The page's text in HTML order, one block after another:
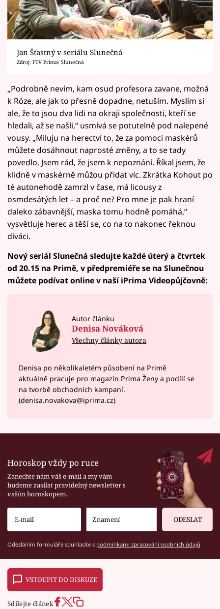
Jan Šťastný v seriálu Slunečná
Zdroj: FTV Prima/ Slunečná
„Podrobně nevím, kam osud profesora zavane, možná
k Róze, ale jak to přesně dopadne, netuším. Myslím si
ale, že to jsou dva lidi na okraji společnosti, kteří se
hledali, až se našli,“ usmívá se potutelně pod nalepené
vousy. „Miluju na herectví to, že za pomoci maskérů
můžete dosáhnout naprosté změny, a to se tady
povedlo. Jsem rád, že jsem k nepoznání. Říkal jsem, že
klidně v maskérně můžou přidat víc. Zkrátka Kohout po
té autonehodě zamrzl v čase, má licousy z
osmdesátých let – a proč ne? Pro mne je pak hraní
daleko zábavnější, maska tomu hodně pomáhá,“
vysvětluje herec a těší se, co na to nakonec řeknou
diváci.
Nový seriál Slunečná sledujte každé úterý a čtvrtek
od 20.15 na Primě, v předpremiéře se na Slunečnou
můžete podívat online v naší iPrima Videopůjčovně:
Autor článku
Denisa Nováková
Všechny články autora
Denisa po několikaletém působení na Primě
aktuálně pracuje pro magazín Prima Ženy a podílí se
na tvorbě obchodních kampaní.
(denisa.novakova@iprima.cz)
Horoskop vždy po ruce
Zanechte nám váš e-mail a my vám
budeme zasílat pravidelný newsletter s
vaším horoskopem.
ODESLAT
Odesláním formuláře souhlasíte s podmínkami zpracování osobních údajů
VSTOUPIT DO DISKUZE
Sdílejte článek